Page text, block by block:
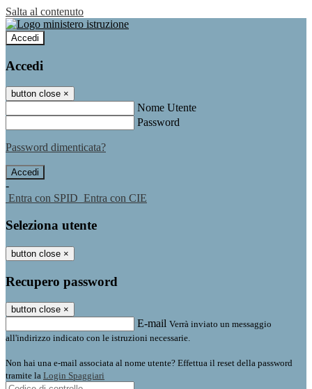
Salta al contenuto
Accedi
Accedi
button close ×
Nome Utente
Password
Password dimenticata?
-
Entra con SPID Entra con CIE
Seleziona utente
button close ×
Recupero password
button close ×
E-mail Verrà inviato un messaggio
all'indirizzo indicato con le istruzioni necessarie.
Non hai una e-mail associata al nome utente? Effettua il reset della password
tramite la Login Spaggiari